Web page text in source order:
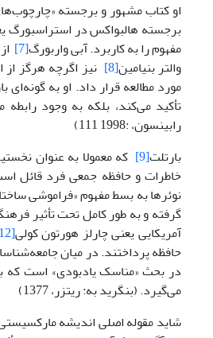
برجسته هالبواکس در استراسبورگ
مفهوم را به کاربرد. آبى واربورگ[7]
والتر بنیامین[8]
نیز اگرچه هرگز از
مورد مطالعه قرار داد. او به
تأکید مى‌کند، بلکه به وجود
رابینسون، :1998 111)
بارتلت[9]
که معمولا به عنوان
خاطرات و حافظه جمعى فرد قائل
نوئرها به بسط مفهوم «فراموشى
آمریکایى یعنى چارلز هورتون کولى[12]
حافظه پرداختند. در میان
در بحث «مناسک یادبودى» است که
مى‌گیرد. (بنگرید به: ریتزر، 1377)
شاید مقوله اصلى اندیشه